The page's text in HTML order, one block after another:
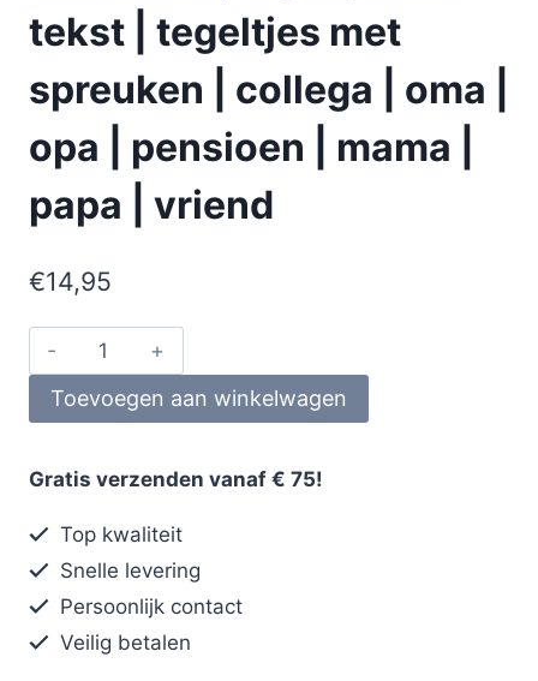
tekst | tegeltjes met
spreuken | collega | oma |
opa | pensioen | mama |
papa | vriend
€14,95
Toevoegen aan winkelwagen
Gratis verzenden vanaf € 75!
Top kwaliteit
Snelle levering
Persoonlijk contact
Veilig betalen